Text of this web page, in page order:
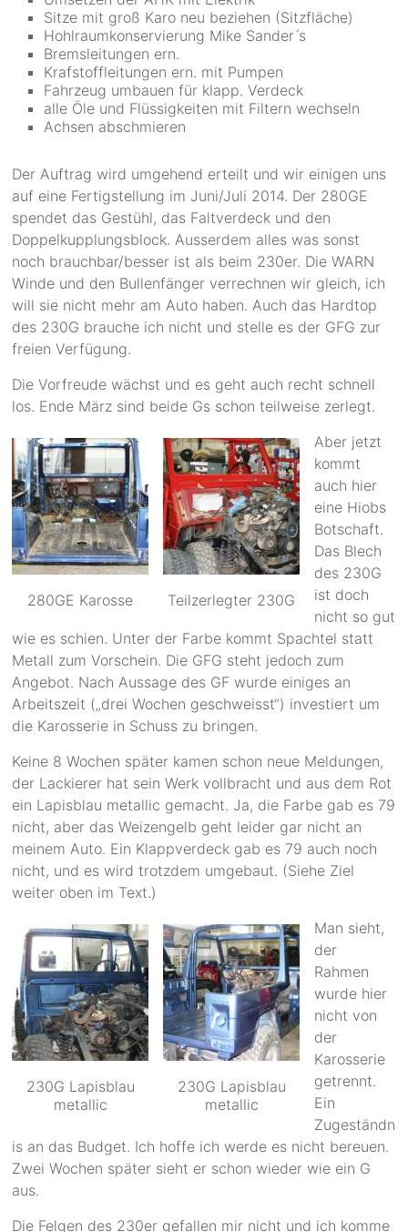
Sitze mit groß Karo neu beziehen (Sitzfläche)
Hohlraumkonservierung Mike Sander ́s
Bremsleitungen ern.
Krafstoffleitungen ern. mit Pumpen
Fahrzeug umbauen für klapp. Verdeck
alle Öle und Flüssigkeiten mit Filtern wechseln
Achsen abschmieren
Der Auftrag wird umgehend erteilt und wir einigen uns
auf eine Fertigstellung im Juni/Juli 2014. Der 280GE
spendet das Gestühl, das Faltverdeck und den
Doppelkupplungsblock. Ausserdem alles was sonst
noch brauchbar/besser ist als beim 230er. Die WARN
Winde und den Bullenfänger verrechnen wir gleich, ich
will sie nicht mehr am Auto haben. Auch das Hardtop
des 230G brauche ich nicht und stelle es der GFG zur
freien Verfügung.
Die Vorfreude wächst und es geht auch recht schnell
los. Ende März sind beide Gs schon teilweise zerlegt.
280GE Karosse Teilzerlegter 230G
Aber jetzt
kommt
auch hier
eine Hiobs
Botschaft.
Das Blech
des 230G
ist doch
nicht so gut
wie es schien. Unter der Farbe kommt Spachtel statt
Metall zum Vorschein. Die GFG steht jedoch zum
Angebot. Nach Aussage des GF wurde einiges an
Arbeitszeit („drei Wochen geschweisst“) investiert um
die Karosserie in Schuss zu bringen.
Keine 8 Wochen später kamen schon neue Meldungen,
der Lackierer hat sein Werk vollbracht und aus dem Rot
ein Lapisblau metallic gemacht. Ja, die Farbe gab es 79
nicht, aber das Weizengelb geht leider gar nicht an
meinem Auto. Ein Klappverdeck gab es 79 auch noch
nicht, und es wird trotzdem umgebaut. (Siehe Ziel
weiter oben im Text.)
230G Lapisblau
metallic
230G Lapisblau
metallic
Man sieht,
der
Rahmen
wurde hier
nicht von
der
Karosserie
getrennt.
Ein
Zugeständn
is an das Budget. Ich hoffe ich werde es nicht bereuen.
Zwei Wochen später sieht er schon wieder wie ein G
aus.
Die Felgen des 230er gefallen mir nicht und ich komme